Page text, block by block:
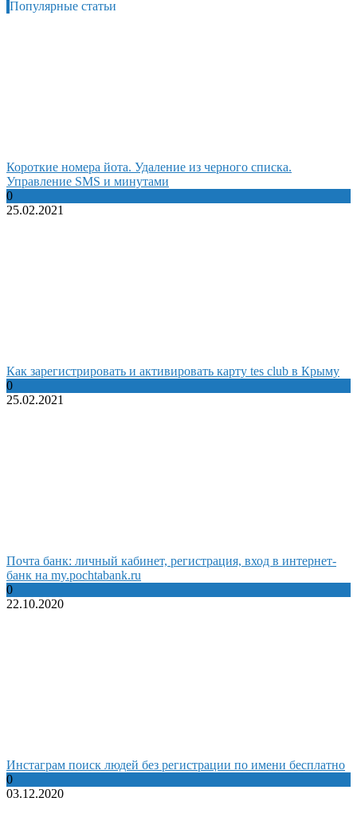
Популярные статьи
Короткие номера йота. Удаление из черного списка.
Управление SMS и минутами
0
25.02.2021
Как зарегистрировать и активировать карту tes club в Крыму
0
25.02.2021
Почта банк: личный кабинет, регистрация, вход в интернет-
банк на my.pochtabank.ru
0
22.10.2020
Инстаграм поиск людей без регистрации по имени бесплатно
0
03.12.2020